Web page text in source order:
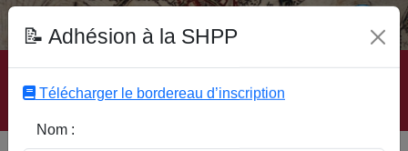
Accueil | Site SHPP | Auteurs | Editeurs | Rubriques |
Sous-Rubriques | Mots-Clefs | Contact
📝 Adhésion à la SHPP
Télécharger le bordereau d’inscription
Nom :